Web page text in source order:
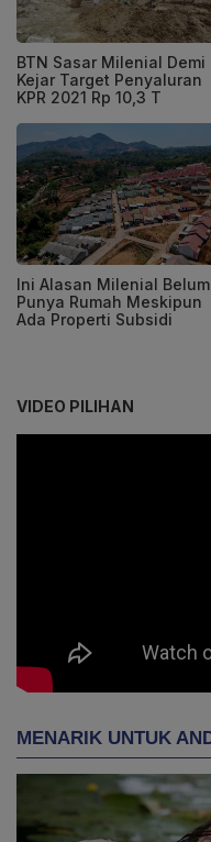
BTN Sasar Milenial Demi
Kejar Target Penyaluran
KPR 2021 Rp 10,3 T
Ini Alasan Milenial Belum
Punya Rumah Meskipun
Ada Properti Subsidi
VIDEO PILIHAN